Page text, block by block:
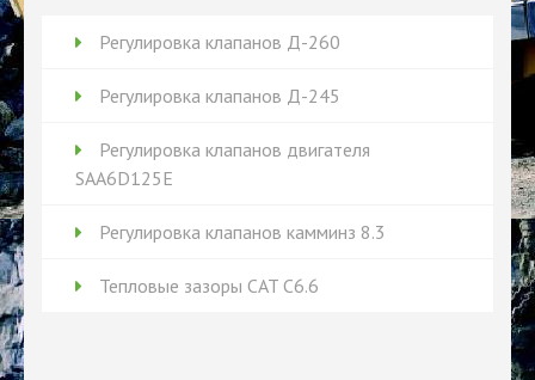
Регулировка клапанов Д-260
Регулировка клапанов Д-245
Регулировка клапанов двигателя
SAA6D125E
Регулировка клапанов камминз 8.3
Тепловые зазоры CAT C6.6